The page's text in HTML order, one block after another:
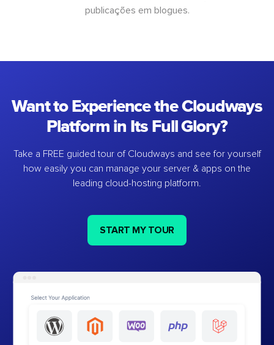
publicações em blogues.
Want to Experience the Cloudways
Platform in Its Full Glory?
Take a FREE guided tour of Cloudways and see for yourself
how easily you can manage your server & apps on the
leading cloud-hosting platform.
START MY TOUR